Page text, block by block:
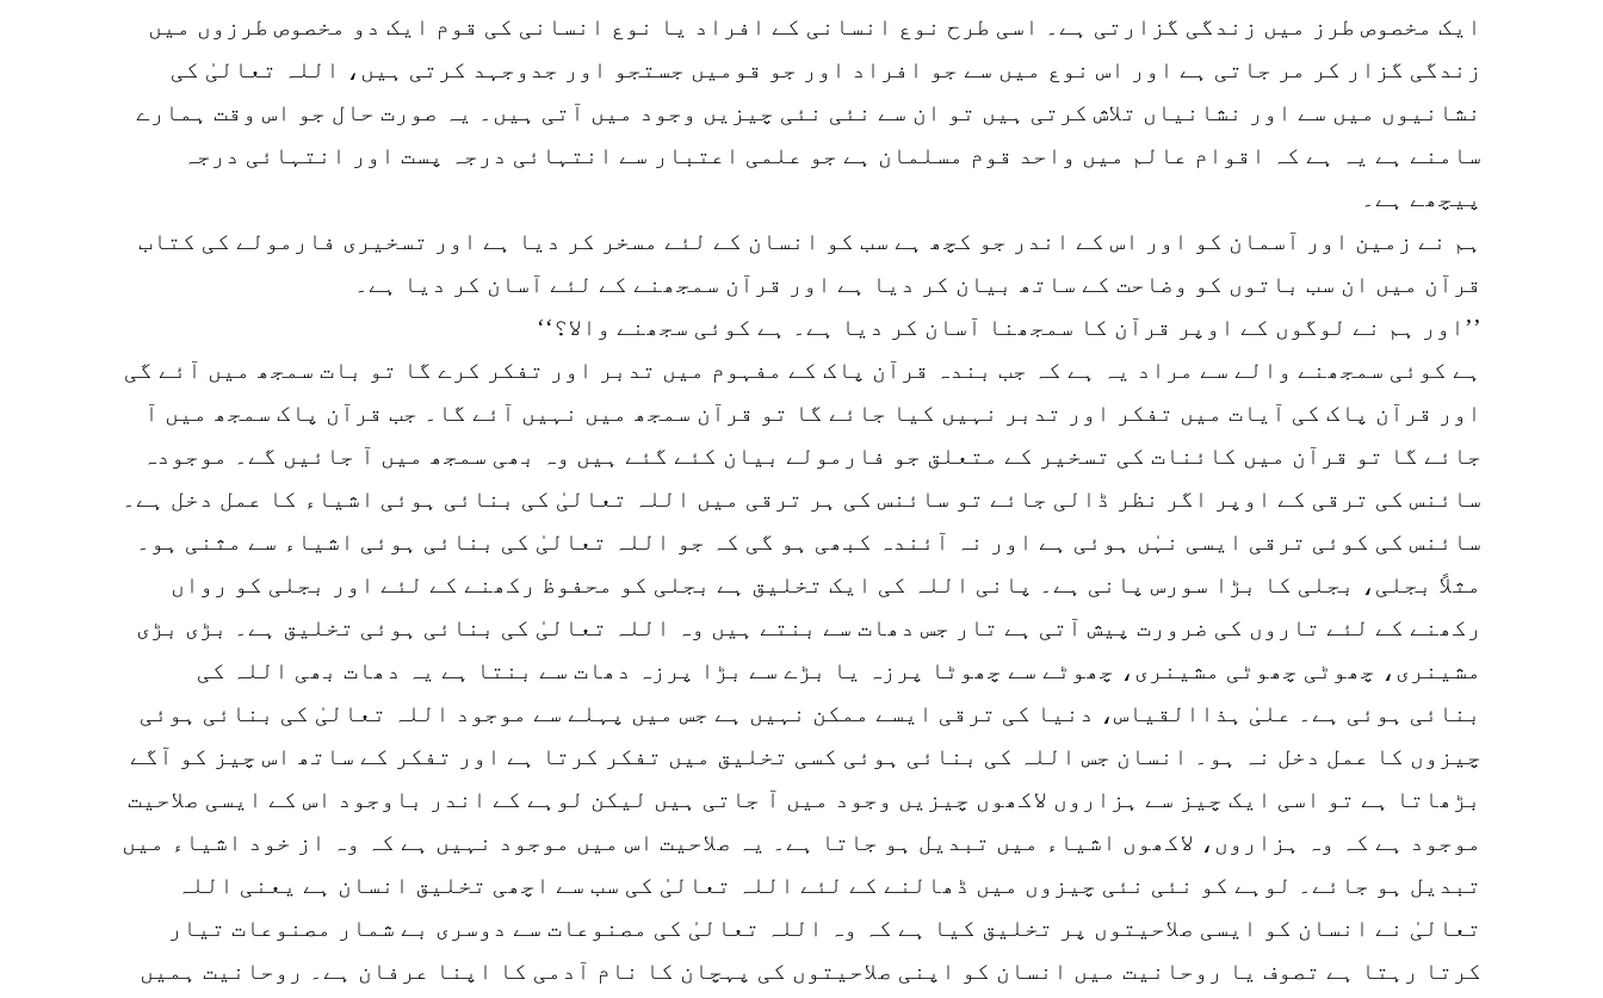
ایک مخصوص طرز میں زندگی گزارتی ہے۔ اسی طرح نوع انسانی کے افراد یا نوع انسانی کی قوم ایک دو مخصوص طرزوں میں
زندگی گزار کر مر جاتی ہے اور اس نوع میں سے جو افراد اور جو قومیں جستجو اور جدوجہد کرتی ہیں، اللہ تعالیٰ کی
نشانیوں میں سے اور نشانیاں تلاش کرتی ہیں تو ان سے نئی نئی چیزیں وجود میں آتی ہیں۔ یہ صورت حال جو اس وقت ہمارے
سامنے ہے یہ ہے کہ اقوام عالم میں واحد قوم مسلمان ہے جو علمی اعتبار سے انتہائی درجہ پست اور انتہائی درجہ
پیچھے ہے۔
ہم نے زمین اور آسمان کو اور اس کے اندر جو کچھ ہے سب کو انسان کے لئے مسخر کر دیا ہے اور تسخیری فارمولے کی کتاب
قرآن میں ان سب باتوں کو وضاحت کے ساتھ بیان کر دیا ہے اور قرآن سمجھنے کے لئے آسان کر دیا ہے۔
’’اور ہم نے لوگوں کے اوپر قرآن کا سمجھنا آسان کر دیا ہے۔ ہے کوئی سجھنے والا؟‘‘
ہے کوئی سمجھنے والے سے مراد یہ ہے کہ جب بندہ قرآن پاک کے مفہوم میں تدبر اور تفکر کرے گا تو بات سمجھ میں آئے گی
اور قرآن پاک کی آیات میں تفکر اور تدبر نہیں کیا جائے گا تو قرآن سمجھ میں نہیں آئے گا۔ جب قرآن پاک سمجھ میں آ
جائے گا تو قرآن میں کائنات کی تسخیر کے متعلق جو فارمولے بیان کئے گئے ہیں وہ بھی سمجھ میں آ جائیں گے۔ موجودہ
سائنس کی ترقی کے اوپر اگر نظر ڈالی جائے تو سائنس کی ہر ترقی میں اللہ تعالیٰ کی بنائی ہوئی اشیاء کا عمل دخل ہے۔
سائنس کی کوئی ترقی ایسی نہٰں ہوئی ہے اور نہ آئندہ کبھی ہو گی کہ جو اللہ تعالیٰ کی بنائی ہوئی اشیاء سے مثنی ہو۔
مثلاً بجلی، بجلی کا بڑا سورس پانی ہے۔ پانی اللہ کی ایک تخلیق ہے بجلی کو محفوظ رکھنے کے لئے اور بجلی کو رواں
رکھنے کے لئے تاروں کی ضرورت پیش آتی ہے تار جس دھات سے بنتے ہیں وہ اللہ تعالیٰ کی بنائی ہوئی تخلیق ہے۔ بڑی بڑی
مشینری، چھوٹی چھوٹی مشینری، چھوٹے سے چھوٹا پرزہ یا بڑے سے بڑا پرزہ دھات سے بنتا ہے یہ دھات بھی اللہ کی
بنائی ہوئی ہے۔ علیٰ ہذاالقیاس، دنیا کی ترقی ایسے ممکن نہیں ہے جس میں پہلے سے موجود اللہ تعالیٰ کی بنائی ہوئی
چیزوں کا عمل دخل نہ ہو۔ انسان جس اللہ کی بنائی ہوئی کسی تخلیق میں تفکر کرتا ہے اور تفکر کے ساتھ اس چیز کو آگے
بڑھاتا ہے تو اسی ایک چیز سے ہزاروں لاکھوں چیزیں وجود میں آ جاتی ہیں لیکن لوہے کے اندر باوجود اس کے ایسی صلاحیت
موجود ہے کہ وہ ہزاروں، لاکھوں اشیاء میں تبدیل ہو جاتا ہے۔ یہ صلاحیت اس میں موجود نہیں ہے کہ وہ از خود اشیاء میں
تبدیل ہو جائے۔ لوہے کو نئی نئی چیزوں میں ڈھالنے کے لئے اللہ تعالیٰ کی سب سے اچھی تخلیق انسان ہے یعنی اللہ
تعالیٰ نے انسان کو ایسی صلاحیتوں پر تخلیق کیا ہے کہ وہ اللہ تعالیٰ کی مصنوعات سے دوسری بے شمار مصنوعات تیار
کرتا رہتا ہے تصوف یا روحانیت میں انسان کو اپنی صلاحیتوں کی پہچان کا نام آدمی کا اپنا عرفان ہے۔ روحانیت ہمیں